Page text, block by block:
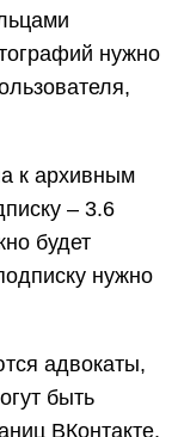
нужно
к архивным
– 3.6
будет
нужно
адвокаты,
быть
ВКонтакте.